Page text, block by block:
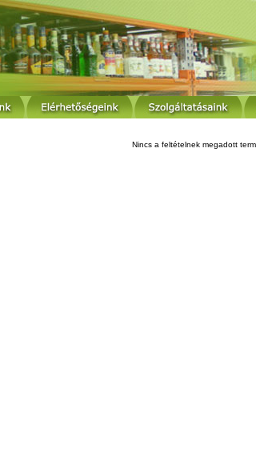
Nincs a feltételnek megadott